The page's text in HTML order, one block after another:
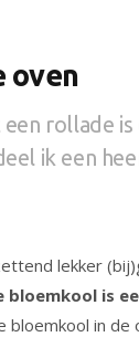
oven
rollade is
ik een
lekker
bloemkool is
bloemkool in de